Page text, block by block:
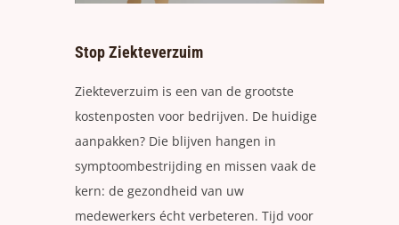
Stop Ziekteverzuim
Ziekteverzuim is een van de grootste
kostenposten voor bedrijven. De huidige
aanpakken? Die blijven hangen in
symptoombestrijding en missen vaak de
kern: de gezondheid van uw
medewerkers écht verbeteren. Tijd voor